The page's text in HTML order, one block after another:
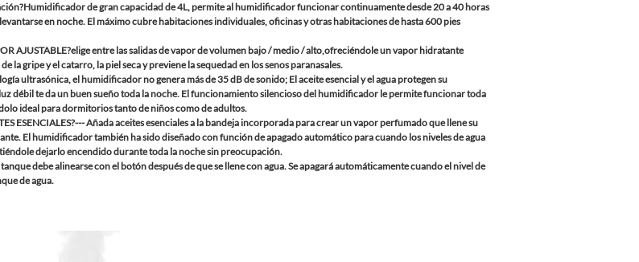
de gran capacidad de 4L, permite al humidificador funcionar continuamente desde 20 a 40 horas
en noche. El máximo cubre habitaciones individuales, oficinas y otras habitaciones de hasta 600 pies
AJUSTABLE?elige entre las salidas de vapor de volumen bajo / medio / alto,ofreciéndole un vapor hidratante
la gripe y el catarro, la piel seca y previene la sequedad en los senos paranasales.
ultrasónica, el humidificador no genera más de 35 dB de sonido; El aceite esencial y el agua protegen su
débil te da un buen sueño toda la noche. El funcionamiento silencioso del humidificador le permite funcionar toda
ideal para dormitorios tanto de niños como de adultos.
ESENCIALES?--- Añada aceites esenciales a la bandeja incorporada para crear un vapor perfumado que llene su
El humidificador también ha sido diseñado con función de apagado automático para cuando los niveles de agua
dejarlo encendido durante toda la noche sin preocupación.
debe alinearse con el botón después de que se llene con agua. Se apagará automáticamente cuando el nivel de
de agua.